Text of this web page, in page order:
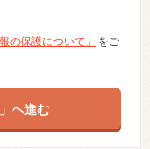
の保護について」
をご